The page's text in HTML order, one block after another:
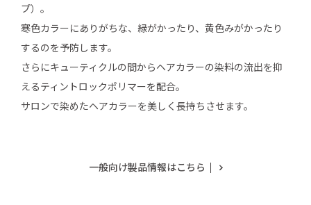
プ）。
寒色カラーにありがちな、緑がかったり、黄色みがかったり
するのを予防します。
さらにキューティクルの間からヘアカラーの染料の流出を抑
えるティントロックポリマーを配合。
サロンで染めたヘアカラーを美しく長持ちさせます。
一般向け製品情報はこちら